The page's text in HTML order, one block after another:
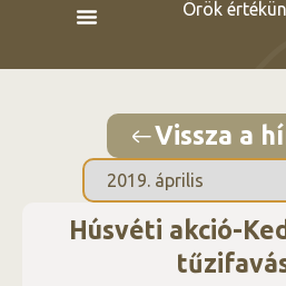
Örök
Vissza a
Húsvéti akció-